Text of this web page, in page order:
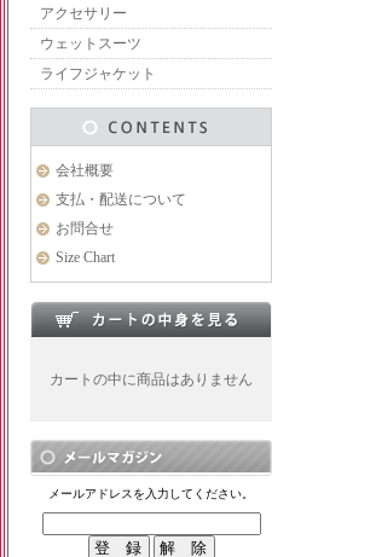
アクセサリー
ウェットスーツ
ライフジャケット
会社概要
支払・配送について
お問合せ
Size Chart
カートの中に商品はありません
メールアドレスを入力してください。